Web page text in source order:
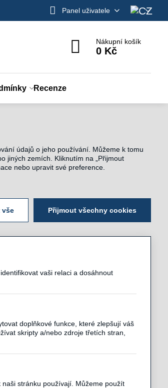
Panel uživatele
Nákupní košík
0 Kč
Recenze
údajů o jeho používání. Můžeme k tomu
jiných zemích. Kliknutím na „Přijmout
nebo upravit své preference.
Přijmout všechny cookies
vše
vaši relaci a dosáhnout
doplňkové funkce, které zlepšují váš
skripty a/nebo zdroje třetích stran,
stránku používají. Můžeme použít